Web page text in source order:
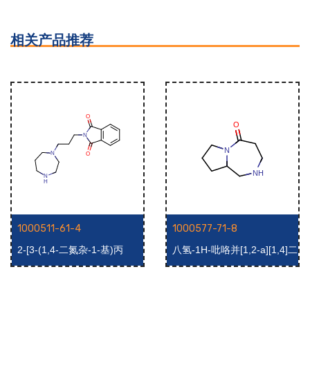
相关产品推荐
1000511-61-4
2-[3-(1,4-二氮杂-1-基)丙
基]-2,3-二氢-1H-异吲哚-1,3-
1000577-71-8
八氢-1H-吡咯并[1,2-a][1,4]二
氮杂-5-酮